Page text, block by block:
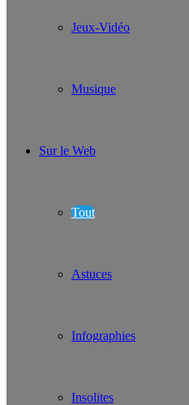
Jeux-Vidéo
Musique
Sur le Web
Tout
Astuces
Infographies
Insolites